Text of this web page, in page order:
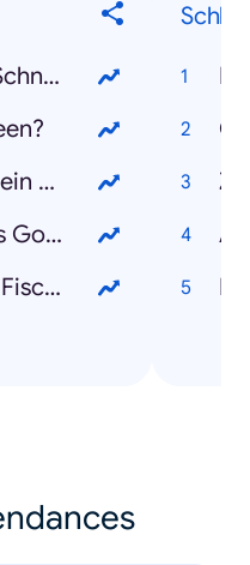
Wie lange ist ein Schnelltest gültig?
Wie lange dauert ein PCR-Test?
Wie alt ist Thomas Gottschalk?
Wie alt ist Helene Fischer?